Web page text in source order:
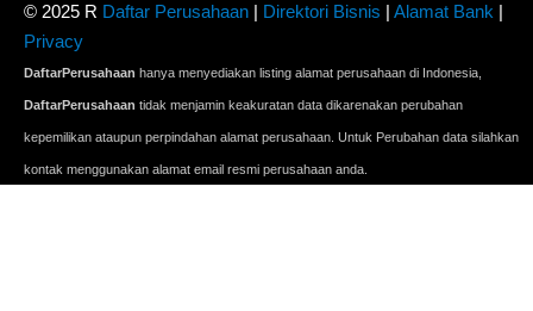
© 2025 R Daftar Perusahaan | Direktori Bisnis | Alamat Bank |
Privacy
DaftarPerusahaan hanya menyediakan listing alamat perusahaan di Indonesia,
DaftarPerusahaan tidak menjamin keakuratan data dikarenakan perubahan
kepemilikan ataupun perpindahan alamat perusahaan. Untuk Perubahan data silahkan
kontak menggunakan alamat email resmi perusahaan anda.